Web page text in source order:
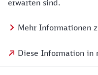
erwarten sind.
Mehr Informationen
Diese Information in